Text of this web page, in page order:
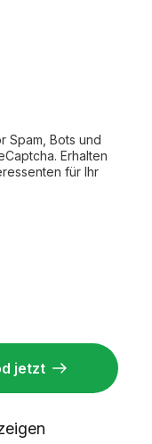
Spam, Bots und
Erhalten
für Ihr
jetzt